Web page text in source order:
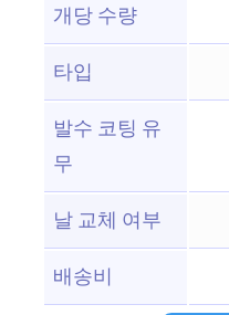
개당 수량
타입
발수 코팅 유
무
날 교체 여부
배송비